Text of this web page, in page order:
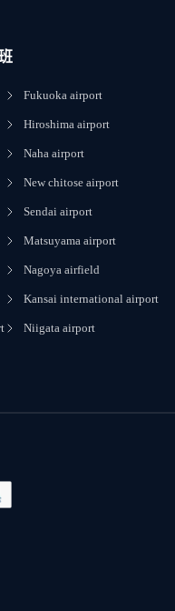
Fukuoka airport
Hiroshima airport
Naha airport
New chitose airport
Sendai airport
Matsuyama airport
Nagoya airfield
Kansai international airport
Niigata airport